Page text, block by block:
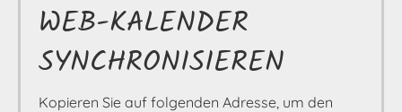
WEB-KALENDER
SYNCHRONISIEREN
Kopieren Sie auf folgenden Adresse, um den